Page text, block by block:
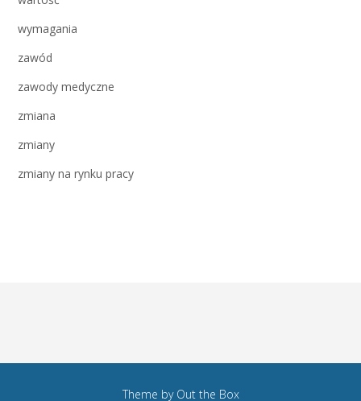
wymagania
zawód
zawody medyczne
zmiana
zmiany
zmiany na rynku pracy
Theme by Out the Box